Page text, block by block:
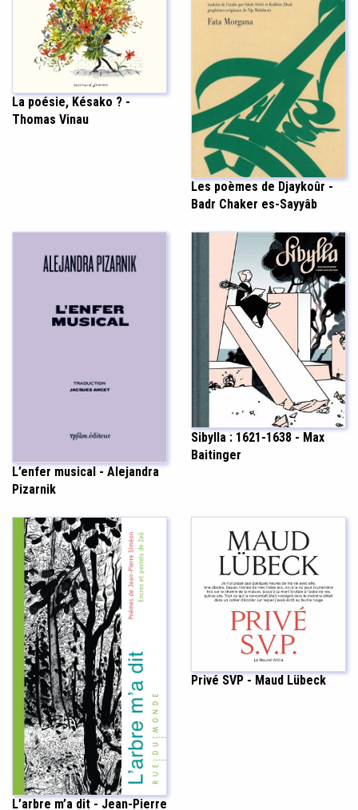
La poésie, Késako ? -
Thomas Vinau
Les poèmes de Djaykoûr -
Badr Chaker es-Sayyâb
L’enfer musical - Alejandra
Pizarnik
Sibylla : 1621-1638 - Max
Baitinger
L’arbre m’a dit - Jean-Pierre
Privé SVP - Maud Lübeck